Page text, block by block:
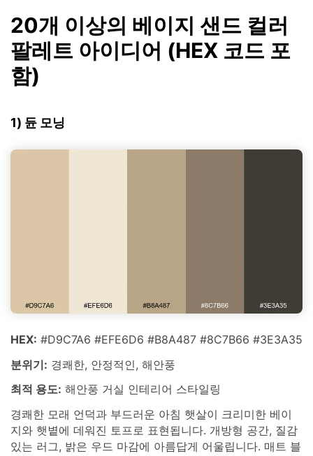
20개 이상의 베이지 샌드 컬러
팔레트 아이디어 (HEX 코드 포
함)
1) 듄 모닝
HEX: #D9C7A6 #EFE6D6 #B8A487 #8C7B66 #3E3A35
분위기: 경쾌한, 안정적인, 해안풍
최적 용도: 해안풍 거실 인테리어 스타일링
경쾌한 모래 언덕과 부드러운 아침 햇살이 크리미한 베이
지와 햇볕에 데워진 토프로 표현됩니다. 개방형 공간, 질감
있는 러그, 밝은 우드 마감에 아름답게 어울립니다. 매트 블